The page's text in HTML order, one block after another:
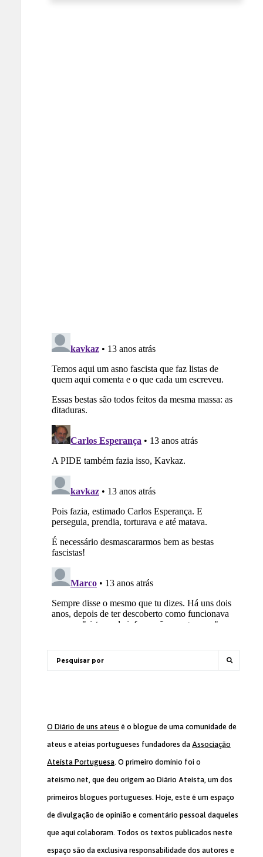
O Diário de uns ateus é o blogue de uma comunidade de
ateus e ateias portugueses fundadores da Associação
Ateísta Portuguesa. O primeiro domínio foi o
ateismo.net, que deu origem ao Diário Ateísta, um dos
primeiros blogues portugueses. Hoje, este é um espaço
de divulgação de opinião e comentário pessoal daqueles
que aqui colaboram. Todos os textos publicados neste
espaço são da exclusiva responsabilidade dos autores e